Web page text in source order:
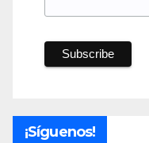
¡Síguenos!